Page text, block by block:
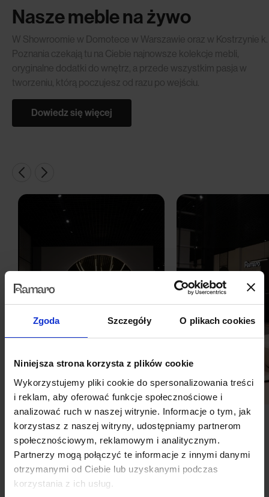
Zgoda Szczegóły O plikach cookies
Niniejsza strona korzysta z plików cookie
Wykorzystujemy pliki cookie do spersonalizowania treści
i reklam, aby oferować funkcje społecznościowe i
analizować ruch w naszej witrynie. Informacje o tym, jak
korzystasz z naszej witryny, udostępniamy partnerom
społecznościowym, reklamowym i analitycznym.
Partnerzy mogą połączyć te informacje z innymi danymi
otrzymanymi od Ciebie lub uzyskanymi podczas
korzystania z ich usług.
Nasze meble na żywo
W Showroomie w Domotece w Warszawie oraz w Kostrzynie k.
Poznania czekają tu na Ciebie najnowsze kolekcje mebli,
oryginalne dodatki do wnętrz, a przede wszystkim pasja w
tworzeniu, którą poczujesz od razu po wejściu.
Dowiedz się więcej
Produkty wyróżnione